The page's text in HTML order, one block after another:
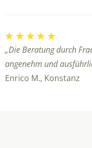
„Die Beratung durch
angenehm und
Enrico M., Konstanz